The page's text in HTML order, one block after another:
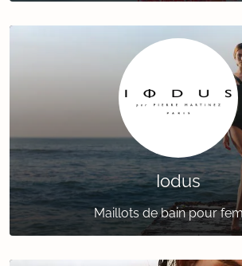
Iodus
Maillots de bain pour